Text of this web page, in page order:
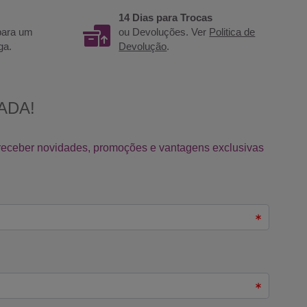
um
14 Dias para Trocas
ou Devoluções. Ver Politica de
Devolução.